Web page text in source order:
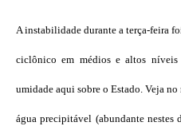
A instabilidade durante a terça-feira
ciclônico em médios e altos níveis
umidade aqui sobre o Estado. Veja
água precipitável (abundante nestes